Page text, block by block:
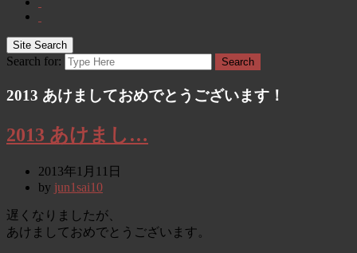
Site Search
Search for: Search
2013 あけましておめでとうございます！
2013 あけまし…
2013年1月11日
by jun1sai10
遅くなりましたが、
あけましておめでとうございます。